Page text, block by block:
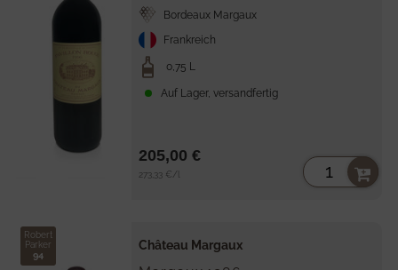
Bordeaux Margaux
Frankreich
0,75 L
Auf Lager, versandfertig
Stückpreis
273,33 € /
205,00 €
Robert
Parker
94
Château Margaux